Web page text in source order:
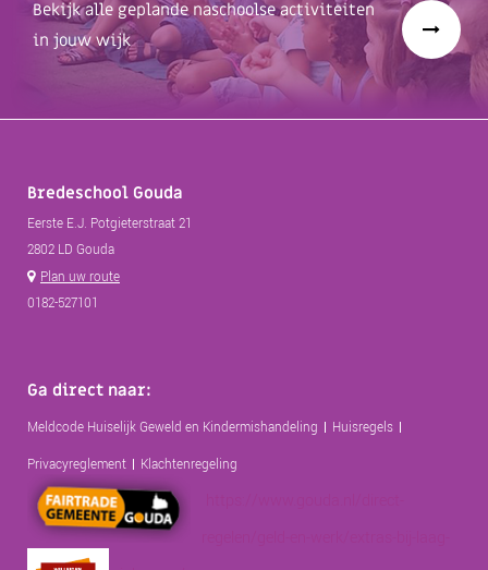
Bekijk alle geplande naschoolse activiteiten
in jouw wijk
Bredeschool Gouda
Eerste E.J. Potgieterstraat 21
2802 LD Gouda
Plan uw route
0182-527101
Ga direct naar:
Meldcode Huiselijk Geweld en Kindermishandeling
Huisregels
Privacyreglement
Klachtenregeling